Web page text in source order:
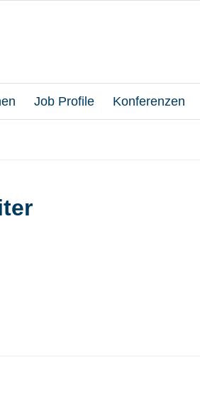
Job Profile Konferenzen